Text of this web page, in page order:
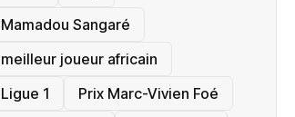
Mamadou Sangaré
meilleur joueur africain
Ligue 1
Prix Marc-Vivien Foé